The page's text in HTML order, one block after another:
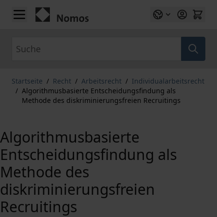
Zum Inhalt springen
Startseite / Recht / Arbeitsrecht / Individualarbeitsrecht
/ Algorithmusbasierte Entscheidungsfindung als
Methode des diskriminierungsfreien Recruitings
Algorithmusbasierte
Entscheidungsfindung als
Methode des
diskriminierungsfreien
Recruitings